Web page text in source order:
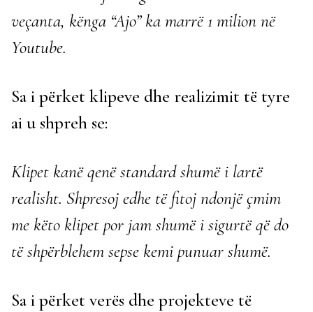
veçanta, kënga “Ajo” ka marrë 1 milion në
Youtube.
Sa i përket klipeve dhe realizimit të tyre
ai u shpreh se:
Klipet kanë qenë standard shumë i lartë
realisht. Shpresoj edhe të fitoj ndonjë çmim
me këto klipet por jam shumë i sigurtë që do
të shpërblehem sepse kemi punuar shumë.
Sa i përket verës dhe projekteve të